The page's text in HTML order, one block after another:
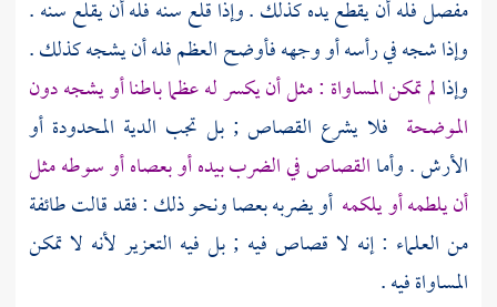
مفصل فله أن يقطع يده كذلك . وإذا قلع سنه فله أن يقلع سنه .
وإذا شجه في رأسه أو وجهه فأوضح العظم فله أن يشجه كذلك .
وإذالم تمكن المساواة : مثل أن يكسر له عظما باطنا أو يشجه دون
الموضحة فلا يشرع القصاص ; بل تجب الدية المحدودة أو
الأرش . وأماالقصاص في الضرب بيده أو بعصاه أو سوطه مثل
أن يلطمه أو يلكمه أو يضربه بعصا ونحو ذلك : فقد قالت طائفة
من العلماء : إنه لا قصاص فيه ; بل فيه التعزير لأنه لا تمكن
المساواة فيه .